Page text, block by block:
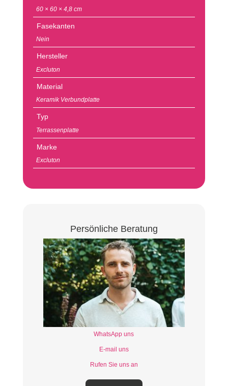
60 × 60 × 4,8 cm
Fasekanten
Nein
Hersteller
Excluton
Material
Keramik Verbundplatte
Typ
Terrassenplatte
Marke
Excluton
Persönliche Beratung
WhatsApp uns
E-mail uns
Rufen Sie uns an